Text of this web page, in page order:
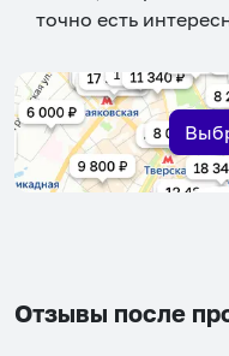
key
get
the
keyboard
shortcuts
for
точно есть
Отзывы после